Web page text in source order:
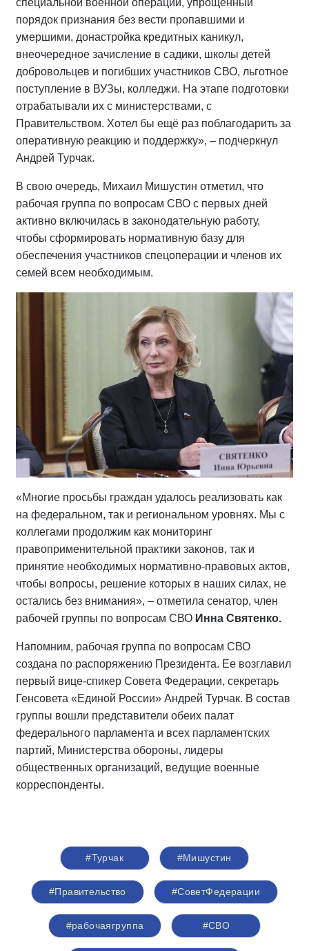
специальной военной операции, упрощённый
порядок признания без вести пропавшими и
умершими, донастройка кредитных каникул,
внеочередное зачисление в садики, школы детей
добровольцев и погибших участников СВО, льготное
поступление в ВУЗы, колледжи. На этапе подготовки
отрабатывали их с министерствами, с
Правительством. Хотел бы ещё раз поблагодарить за
оперативную реакцию и поддержку», – подчеркнул
Андрей Турчак.
В свою очередь, Михаил Мишустин отметил, что
рабочая группа по вопросам СВО с первых дней
активно включилась в законодательную работу,
чтобы сформировать нормативную базу для
обеспечения участников спецоперации и членов их
семей всем необходимым.
«Многие просьбы граждан удалось реализовать как
на федеральном, так и региональном уровнях. Мы с
коллегами продолжим как мониторинг
правоприменительной практики законов, так и
принятие необходимых нормативно-правовых актов,
чтобы вопросы, решение которых в наших силах, не
остались без внимания», – отметила сенатор, член
рабочей группы по вопросам СВО Инна Святенко.
Напомним, рабочая группа по вопросам СВО
создана по распоряжению Президента. Ее возглавил
первый вице-спикер Совета Федерации, секретарь
Генсовета «Единой России» Андрей Турчак. В состав
группы вошли представители обеих палат
федерального парламента и всех парламентских
партий, Министерства обороны, лидеры
общественных организаций, ведущие военные
корреспонденты.
#Турчак #Мишустин
#Правительство #СоветФедерации
#рабочаягруппа #СВО